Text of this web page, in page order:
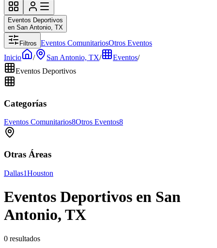
Eventos Deportivos
en San Antonio, TX
Filtros Eventos ComunitariosOtros Eventos
Inicio
/ San Antonio, TX/ Eventos/
Eventos Deportivos
Categorías
Eventos Comunitarios8Otros Eventos8
Otras Áreas
Dallas1Houston
Eventos Deportivos en San
Antonio, TX
0 resultados